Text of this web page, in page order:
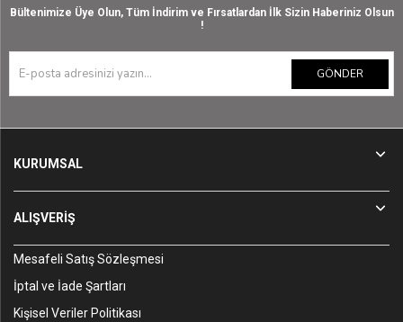
Bültenimize Üye Olun, Tüm İndirim ve Fırsatlardan İlk Sizin Haberiniz Olsun
!
GÖNDER
KURUMSAL
ALIŞVERİŞ
Mesafeli Satış Sözleşmesi
İptal ve İade Şartları
Kişisel Veriler Politikası